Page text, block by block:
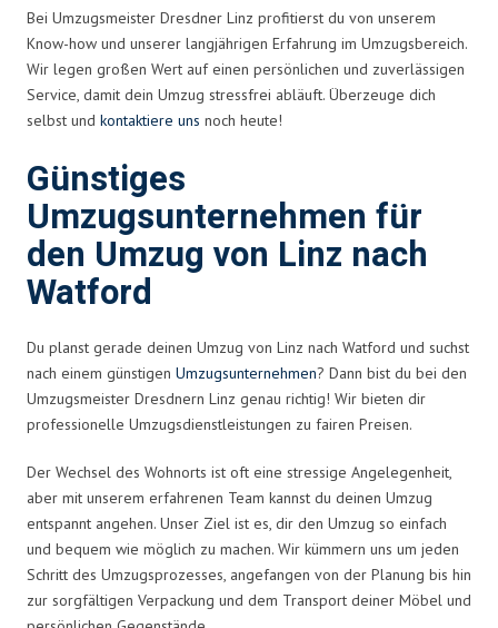
Bei Umzugsmeister Dresdner Linz profitierst du von unserem
Know-how und unserer langjährigen Erfahrung im Umzugsbereich.
Wir legen großen Wert auf einen persönlichen und zuverlässigen
Service, damit dein Umzug stressfrei abläuft. Überzeuge dich
selbst und kontaktiere uns noch heute!
Günstiges
Umzugsunternehmen für
den Umzug von Linz nach
Watford
Du planst gerade deinen Umzug von Linz nach Watford und suchst
nach einem günstigen Umzugsunternehmen? Dann bist du bei den
Umzugsmeister Dresdnern Linz genau richtig! Wir bieten dir
professionelle Umzugsdienstleistungen zu fairen Preisen.
Der Wechsel des Wohnorts ist oft eine stressige Angelegenheit,
aber mit unserem erfahrenen Team kannst du deinen Umzug
entspannt angehen. Unser Ziel ist es, dir den Umzug so einfach
und bequem wie möglich zu machen. Wir kümmern uns um jeden
Schritt des Umzugsprozesses, angefangen von der Planung bis hin
zur sorgfältigen Verpackung und dem Transport deiner Möbel und